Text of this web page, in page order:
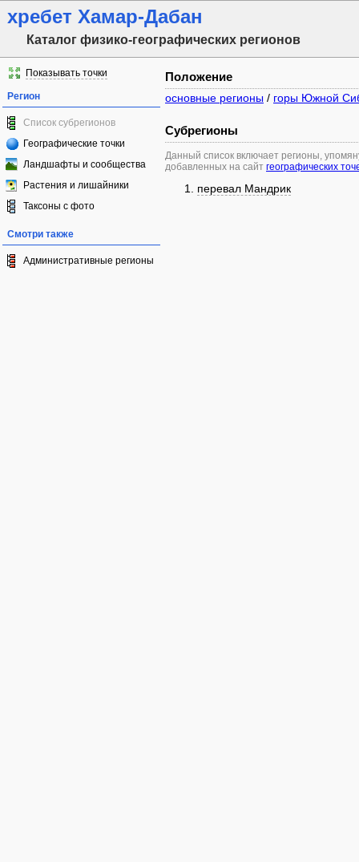
хребет Хамар-Дабан
Каталог физико-географических регионов
Показывать точки
Регион
Список субрегионов
Географические точки
Ландшафты и сообщества
Растения и лишайники
Таксоны с фото
Смотри также
Административные регионы
Положение
основные регионы / горы Южной
Субрегионы
Данный список включает регионы,
добавленных на сайт географических
перевал Мандрик